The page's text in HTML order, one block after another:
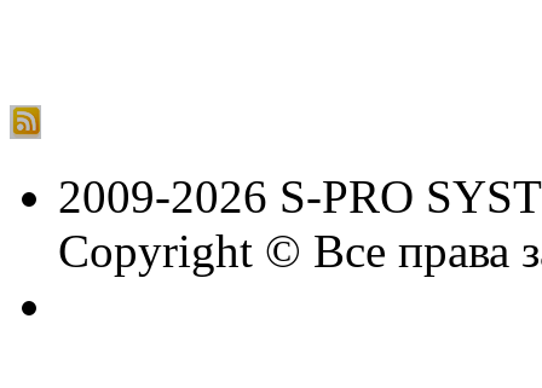
2009-2026 S-PRO
Copyright © Все права